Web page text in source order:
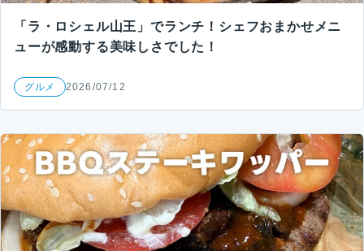
「ラ・ロシェル山王」でランチ！シェフおまかせメニ
ューが感動する美味しさでした！
グルメ 2026/07/12